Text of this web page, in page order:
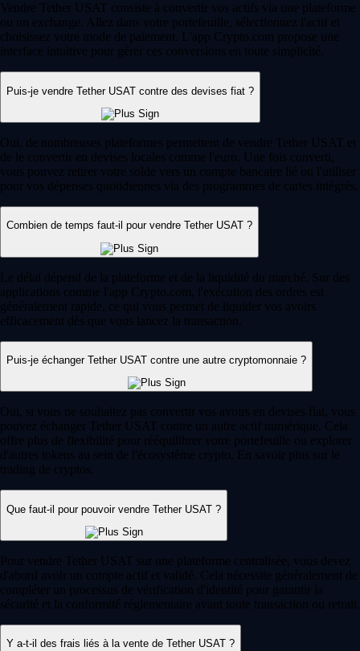
Vendre Tether USAT consiste à convertir vos actifs via une plateforme
ou un exchange. Allez dans votre portefeuille, sélectionnez l'actif et
choisissez votre mode de paiement. L'app Crypto.com propose une
interface intuitive pour gérer ces conversions en toute simplicité.
Puis-je vendre Tether USAT contre des devises fiat ?
Oui, de nombreuses plateformes permettent de vendre Tether USAT et
de le convertir en devises locales comme l'euro. Une fois converti,
vous pouvez retirer votre solde vers un compte bancaire lié ou l'utiliser
pour vos dépenses quotidiennes via des programmes de cartes intégrés.
Combien de temps faut-il pour vendre Tether USAT ?
Le délai dépend de la plateforme et de la liquidité du marché. Sur des
applications comme l'app Crypto.com, l'exécution des ordres est
généralement rapide, ce qui vous permet de liquider vos avoirs
efficacement dès que vous lancez la transaction.
Puis-je échanger Tether USAT contre une autre cryptomonnaie ?
Oui, si vous ne souhaitez pas convertir vos avoirs en devises fiat, vous
pouvez échanger Tether USAT contre un autre actif numérique. Cela
offre plus de flexibilité pour rééquilibrer votre portefeuille ou explorer
d'autres tokens au sein de l'écosystème crypto. En savoir plus sur le
trading de cryptos.
Que faut-il pour pouvoir vendre Tether USAT ?
Pour vendre Tether USAT sur une plateforme centralisée, vous devez
d'abord avoir un compte actif et validé. Cela nécessite généralement de
compléter un processus de vérification d'identité pour garantir la
sécurité et la conformité réglementaire avant toute transaction ou retrait.
Y a-t-il des frais liés à la vente de Tether USAT ?